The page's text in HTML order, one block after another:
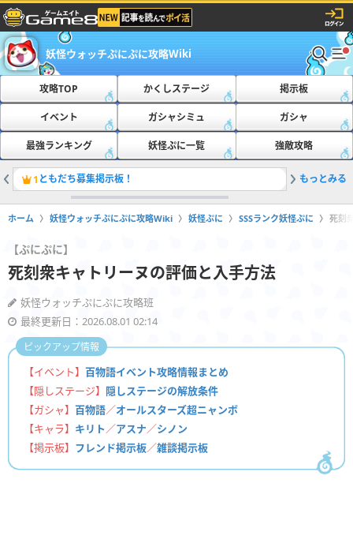
妖怪ウォッチぷにぷに攻略Wiki
攻略TOP かくしステージ 掲示板
イベント ガシャシミュ ガシャ
最強ランキング 妖怪ぷに一覧 強敵攻略
1 ともだち募集掲示板！ 2最新の
もっとみる
ホーム 妖怪ウォッチぷにぷに攻略Wiki 妖怪ぷに SSSランク妖怪ぷに 死刻
【ぷにぷに】
死刻衆キャトリーヌの評価と入手方法
妖怪ウォッチぷにぷに攻略班
最終更新日：2026.08.01 02:14
【イベント】 百物語イベント攻略情報まとめ
【隠しステージ】 隠しステージの解放条件
【ガシャ】 百物語／オールスターズ超ニャンボ
【キャラ】 キリト／アスナ／シノン
【掲示板】 フレンド掲示板／雑談掲示板
ピックアップ情報